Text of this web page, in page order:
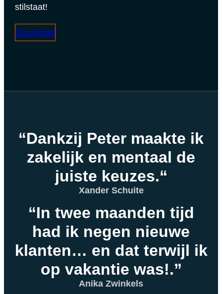
stilstaat!
Download
“Dankzij Peter maakte ik
zakelijk en mentaal de
juiste keuzes.“
Xander Schuite
“In twee maanden tijd
had ik negen nieuwe
klanten… en dat terwijl ik
op vakantie was!.”
Anika Zwinkels